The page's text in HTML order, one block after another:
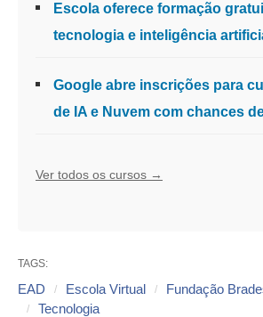
Escola oferece formação
tecnologia e inteligência
Google abre inscrições para
de IA e Nuvem com chances
Ver todos os cursos →
TAGS:
EAD Escola Virtual Fundação
Tecnologia